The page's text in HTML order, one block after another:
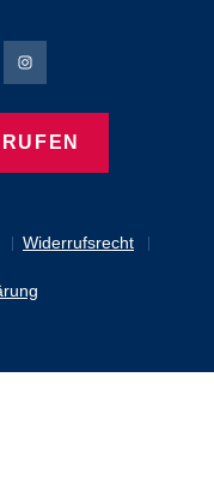
Widerrufsrecht
Facebook-Seite
Twitter Seite
Proenen LinkedIn
Bierbaum-Proenen